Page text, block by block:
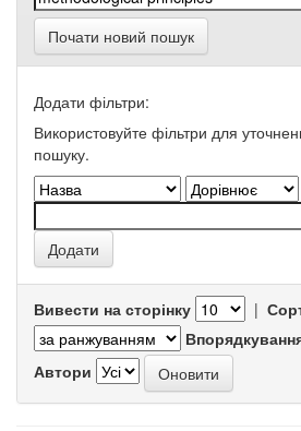
Почати новий пошук
Додати фільтри:
Використовуйте фільтри для
пошуку.
Вивести на сторінку |
Автори